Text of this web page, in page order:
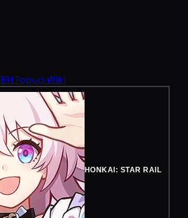
BitTopup Wiki
HONKAI: STAR RAIL